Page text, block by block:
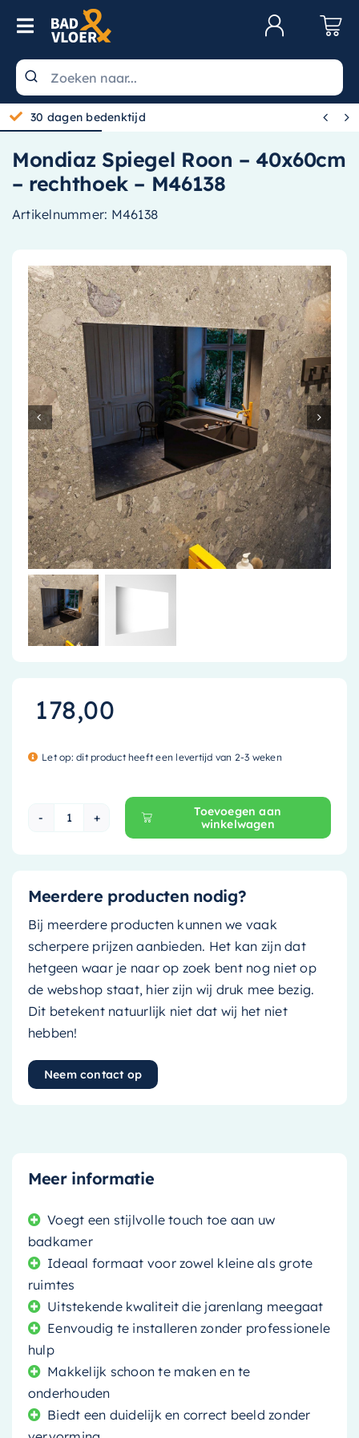
Skip to content
Toggle Navigation
Wastafels
Toiletten
Spiegels
Badkamermeubels
Baden
Radiatoren
Accessoires
Installatiemateriaal
Klimaatbeheersing
PVC
Tegels
30 dagen bedenktijd  
Mondiaz Spiegel Roon – 40x60cm
– rechthoek – M46138
Artikelnummer: M46138
178,00
Let op: dit product heeft een levertijd van 2-3 weken
Mondiaz Spiegel Roon - 40x60cm - rechthoek
Toevoegen aan
winkelwagen
Meerdere producten nodig?
Bij meerdere producten kunnen we vaak
scherpere prijzen aanbieden. Het kan zijn dat
hetgeen waar je naar op zoek bent nog niet op
de webshop staat, hier zijn wij druk mee bezig.
Dit betekent natuurlijk niet dat wij het niet
hebben!
Neem contact op
Meer informatie
Voegt een stijlvolle touch toe aan uw
badkamer
Ideaal formaat voor zowel kleine als grote
ruimtes
Uitstekende kwaliteit die jarenlang meegaat
Eenvoudig te installeren zonder professionele
hulp
Makkelijk schoon te maken en te
onderhouden
Biedt een duidelijk en correct beeld zonder